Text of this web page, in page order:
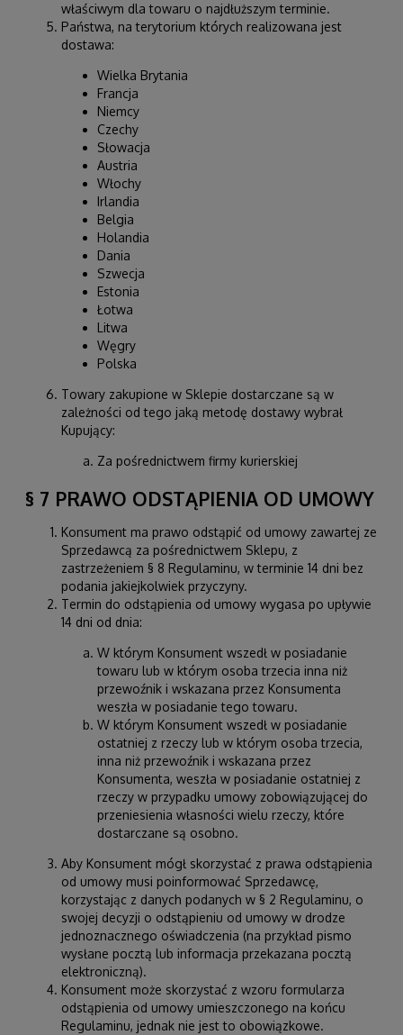
właściwym dla towaru o najdłuższym terminie.
Państwa, na terytorium których realizowana jest
dostawa:
Wielka Brytania
Francja
Niemcy
Czechy
Słowacja
Austria
Włochy
Irlandia
Belgia
Holandia
Dania
Szwecja
Estonia
Łotwa
Litwa
Węgry
Polska
Towary zakupione w Sklepie dostarczane są w
zależności od tego jaką metodę dostawy wybrał
Kupujący:
Za pośrednictwem firmy kurierskiej
§ 7 PRAWO ODSTĄPIENIA OD UMOWY
Konsument ma prawo odstąpić od umowy zawartej ze
Sprzedawcą za pośrednictwem Sklepu, z
zastrzeżeniem § 8 Regulaminu, w terminie 14 dni bez
podania jakiejkolwiek przyczyny.
Termin do odstąpienia od umowy wygasa po upływie
14 dni od dnia:
W którym Konsument wszedł w posiadanie
towaru lub w którym osoba trzecia inna niż
przewoźnik i wskazana przez Konsumenta
weszła w posiadanie tego towaru.
W którym Konsument wszedł w posiadanie
ostatniej z rzeczy lub w którym osoba trzecia,
inna niż przewoźnik i wskazana przez
Konsumenta, weszła w posiadanie ostatniej z
rzeczy w przypadku umowy zobowiązującej do
przeniesienia własności wielu rzeczy, które
dostarczane są osobno.
Aby Konsument mógł skorzystać z prawa odstąpienia
od umowy musi poinformować Sprzedawcę,
korzystając z danych podanych w § 2 Regulaminu, o
swojej decyzji o odstąpieniu od umowy w drodze
jednoznacznego oświadczenia (na przykład pismo
wysłane pocztą lub informacja przekazana pocztą
elektroniczną).
Konsument może skorzystać z wzoru formularza
odstąpienia od umowy umieszczonego na końcu
Regulaminu, jednak nie jest to obowiązkowe.